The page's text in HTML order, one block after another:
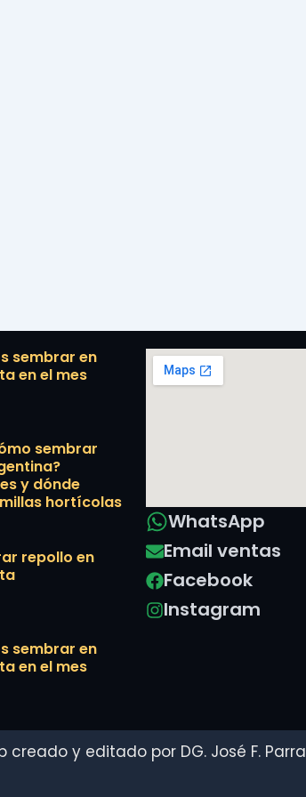
sembrar en
en el mes
sembrar
y dónde
hortícolas
repollo en
sembrar en
en el mes
WhatsApp
Email ventas
Facebook
Instagram
y editado por DG. José F. Parra